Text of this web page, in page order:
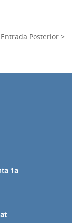
Entrada Posterior >
1a